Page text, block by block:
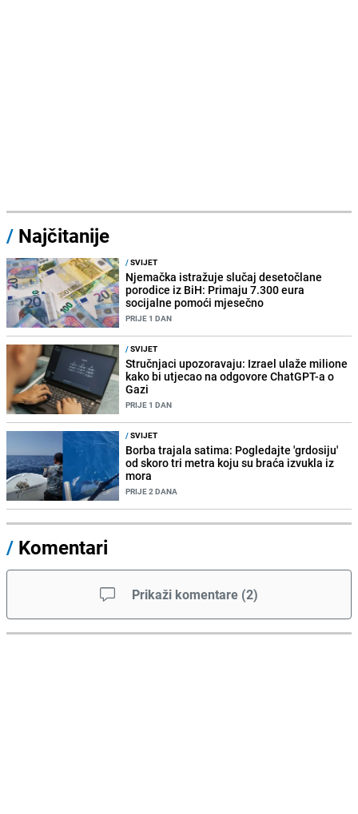
/ Najčitanije
/SVIJET
Njemačka istražuje slučaj desetočlane
porodice iz BiH: Primaju 7.300 eura
socijalne pomoći mjesečno
PRIJE 1 DAN
/SVIJET
Stručnjaci upozoravaju: Izrael ulaže milione
kako bi utjecao na odgovore ChatGPT-a o
Gazi
PRIJE 1 DAN
/SVIJET
Borba trajala satima: Pogledajte 'grdosiju'
od skoro tri metra koju su braća izvukla iz
mora
PRIJE 2 DANA
/ Komentari
Prikaži komentare (2)